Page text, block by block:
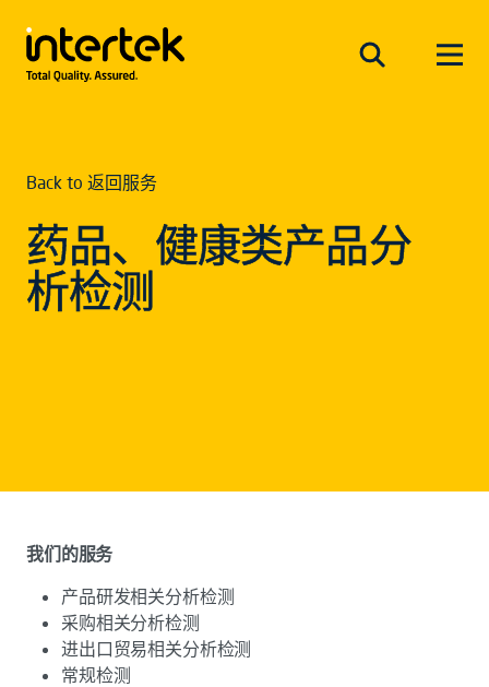
Back to 返回服务
药品、健康类产品分
析检测
我们的服务
产品研发相关分析检测
采购相关分析检测
进出口贸易相关分析检测
常规检测